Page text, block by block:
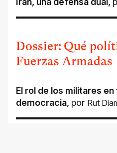
Dossier: Qué
Fuerzas Armadas
El rol de los militares
democracia, por Rut